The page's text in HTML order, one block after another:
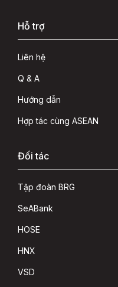
Hỗ trợ
Liên hệ
Q & A
Hướng dẫn
Hợp tác cùng ASEAN
Đối tác
Tập đoàn BRG
SeABank
HOSE
HNX
VSD